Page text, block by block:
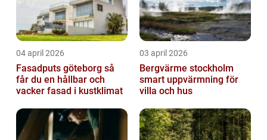
04 april 2026
Fasadputs göteborg så
får du en hållbar och
vacker fasad i kustklimat
03 april 2026
Bergvärme stockholm
smart uppvärmning för
villa och hus